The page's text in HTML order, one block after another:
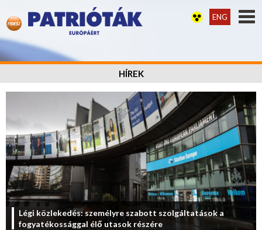
ENG
HÍREK
Légi közlekedés: személyre szabott szolgáltatások a
fogyatékossággal élő utasok részére